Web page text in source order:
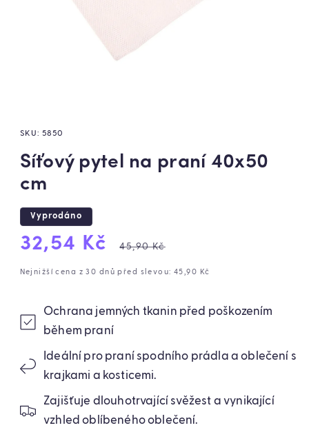
SKU:5850
Síťový pytel na praní 40x50
cm
Vyprodáno
Výprodejová
cena
32,54 Kč
Běžná
cena
45,90 Kč
Nejnižší cena z 30 dnů před slevou: 45,90 Kč
Ochrana jemných tkanin před poškozením
během praní
Ideální pro praní spodního prádla a oblečení s
krajkami a kosticemi.
Zajišťuje dlouhotrvající svěžest a vynikající
vzhled oblíbeného oblečení.